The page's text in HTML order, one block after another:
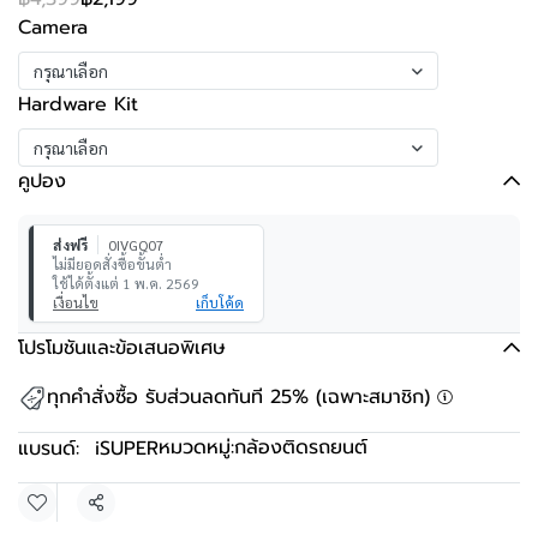
Camera
กรุณาเลือก
Hardware Kit
กรุณาเลือก
คูปอง
ส่งฟรี
0IVGQ07
ไม่มียอดสั่งซื้อขั้นต่ำ
ใช้ได้ตั้งแต่ 1 พ.ค. 2569
เงื่อนไข
เก็บโค้ด
โปรโมชันและข้อเสนอพิเศษ
ทุกคำสั่งซื้อ รับส่วนลดทันที 25% (เฉพาะสมาชิก)
แบรนด์: iSUPERหมวดหมู่:กล้องติดรถยนต์
แชร์